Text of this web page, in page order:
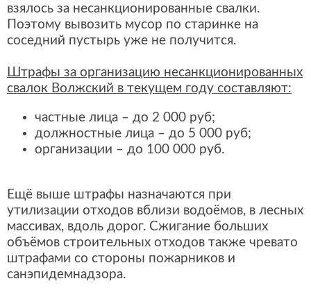
взялось за несанкционированные свалки.
Поэтому вывозить мусор по старинке на
соседний пустырь уже не получится.
Штрафы за организацию несанкционированных
свалок Волжский в текущем году составляют:
частные лица – до 2 000 руб;
должностные лица – до 5 000 руб;
организации – до 100 000 руб.
Ещё выше штрафы назначаются при
утилизации отходов вблизи водоёмов, в лесных
массивах, вдоль дорог. Сжигание больших
объёмов строительных отходов также чревато
штрафами со стороны пожарников и
санэпидемнадзора.